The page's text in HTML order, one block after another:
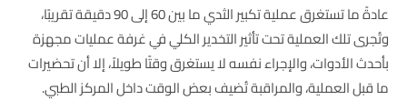
عادةً ما تستغرق عملية تكبير الثدي ما بين 60 إلى 90 دقيقة تقريبًا،
وتُجرى تلك العملية تحت تأثير التخدير الكلي في غرفة عمليات مجهزة
بأحدث الأدوات، والإجراء نفسه لا يستغرق وقتًا طويلاً، إلا أن تحضيرات
ما قبل العملية، والمراقبة تُضيف بعض الوقت داخل المركز الطبي.